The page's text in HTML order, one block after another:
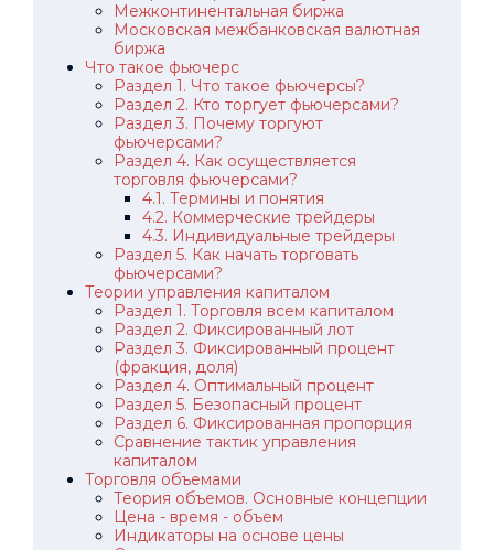
Межконтинентальная биржа
Московская межбанковская валютная
биржа
Что такое фьючерс
Раздел 1. Что такое фьючерсы?
Раздел 2. Кто торгует фьючерсами?
Раздел 3. Почему торгуют
фьючерсами?
Раздел 4. Как осуществляется
торговля фьючерсами?
4.1. Термины и понятия
4.2. Коммерческие трейдеры
4.3. Индивидуальные трейдеры
Раздел 5. Как начать торговать
фьючерсами?
Теории управления капиталом
Раздел 1. Торговля всем капиталом
Раздел 2. Фиксированный лот
Раздел 3. Фиксированный процент
(фракция, доля)
Раздел 4. Оптимальный процент
Раздел 5. Безопасный процент
Раздел 6. Фиксированная пропорция
Сравнение тактик управления
капиталом
Торговля объемами
Теория объемов. Основные концепции
Цена - время - объем
Индикаторы на основе цены